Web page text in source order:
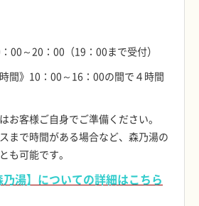
00～20：00（19：00まで受付）
間》10：00～16：00の間で４時間
お客様ご自身でご準備ください。
まで時間がある場合など、森乃湯の
も可能です。
乃湯】についての詳細はこちら